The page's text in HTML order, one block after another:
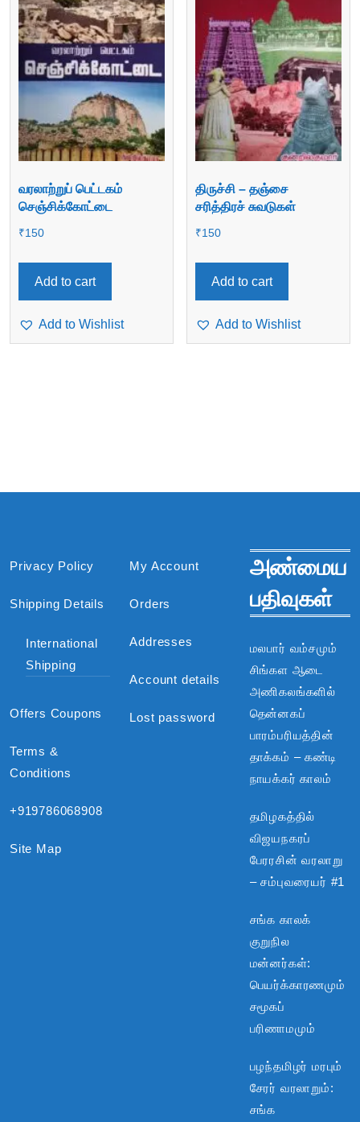
வரலாற்றுப் பெட்டகம்
செஞ்சிக்கோட்டை
₹150
Add to cart
Add to Wishlist
திருச்சி – தஞ்சை
சரித்திரச் சுவடுகள்
₹150
Add to cart
Add to Wishlist
Privacy Policy
Shipping Details
International
Shipping
Offers Coupons
Terms &
Conditions
+919786068908
Site Map
My Account
Orders
Addresses
Account details
Lost password
அண்மைய
பதிவுகள்
மலபார் வம்சமும்
சிங்கள ஆடை
அணிகலங்களில்
தென்னகப்
பாரம்பரியத்தின்
தாக்கம் – கண்டி
நாயக்கர் காலம்
தமிழகத்தில்
விஜயநகரப்
பேரரசின் வரலாறு
– சம்புவரையர் #1
சங்க காலக்
குறுநில
மன்னர்கள்:
பெயர்க்காரணமும்
சமூகப்
பரிணாமமும்
பழந்தமிழர் மரபும்
சேரர் வரலாறும்:
சங்க